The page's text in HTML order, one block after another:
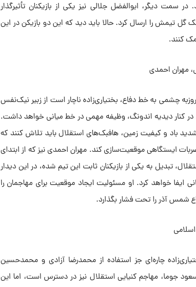
سمت دیگر، ابوالفضل جلالی نیز یکی از بازیکنان تأثیرگذار
گل تیمش را ارسال کرد. حالا باید دید که این دو بازیکن در این
کنند.
مهران احمدی
چشمی به خط دفاع، بختیاری‌زاده ناچار است از زبیر نیک‌نفس
در کنار دیدیه اندونگ، وظیفه مهمی در خط میانی خواهد داشت.
باد و کیفیت زمین، هافبک‌های استقلال باید تلاش کنند که
ایستگاهی موقعیت‌سازی کند. مهران احمدی نیز که از ابتدای
تبدیل به یکی از بازیکنان ثابت این تیم شده، در این دیدار
خواهد کرد. او مسئولیت ایجاد موقعیت برای مهاجمان را
شمس آذر را تحت فشار بگذارد.
چاره‌ای جز استفاده از محمدرضا آزادی و محمدحسین
جوما، مهاجم کنیایی استقلال نیز در دسترس است، اما این